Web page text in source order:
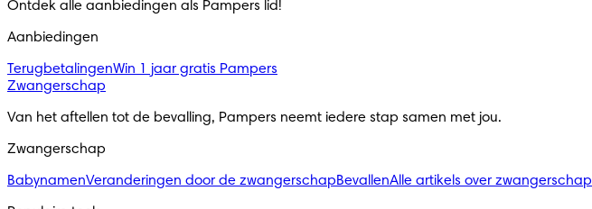
Ontdek alle aanbiedingen als Pampers lid!
Aanbiedingen
TerugbetalingenWin 1 jaar gratis Pampers
Zwangerschap
Van het aftellen tot de bevalling, Pampers neemt iedere stap samen met jou.
Zwangerschap
BabynamenVeranderingen door de zwangerschapBevallenAlle artikels over zwangerschap